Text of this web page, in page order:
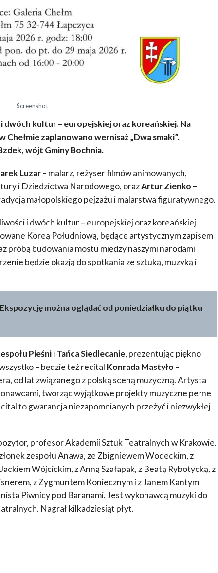
Screenshot
kultur – europejskiej oraz koreańskiej. Na
Chełmie zaplanowano wernisaż „Dwa smaki”.
wójt Gminy Bochnia.
Luzar– malarz, reżyser filmów animowanych,
i Dziedzictwa Narodowego, orazArtur Zienko –
małopolskiego pejzażu i malarstwa figuratywnego.
i dwóch kultur – europejskiej oraz koreańskiej.
Koreą Południową, będące artystycznym zapisem
próbą budowania mostu między naszymi narodami
będzie okazją do spotkania ze sztuką, muzyką i
można oglądać od poniedziałku do piątku
Pieśni i Tańca Siedlecanie, prezentując piękno
– będzie też recital Konrada Mastyło –
od lat związanego z polską sceną muzyczną. Artysta
tworząc wyjątkowe projekty muzyczne pełne
to gwarancja niezapomnianych przeżyć i niezwykłej
profesor Akademii Sztuk Teatralnych w Krakowie.
zespołu Anawa, ze Zbigniewem Wodeckim, z
Wójcickim, z Anną Szałapak, z Beatą Rybotycką, z
z Zygmuntem Koniecznym i z Janem Kantym
Piwnicy pod Baranami. Jest wykonawcą muzyki do
Nagrał kilkadziesiąt płyt.